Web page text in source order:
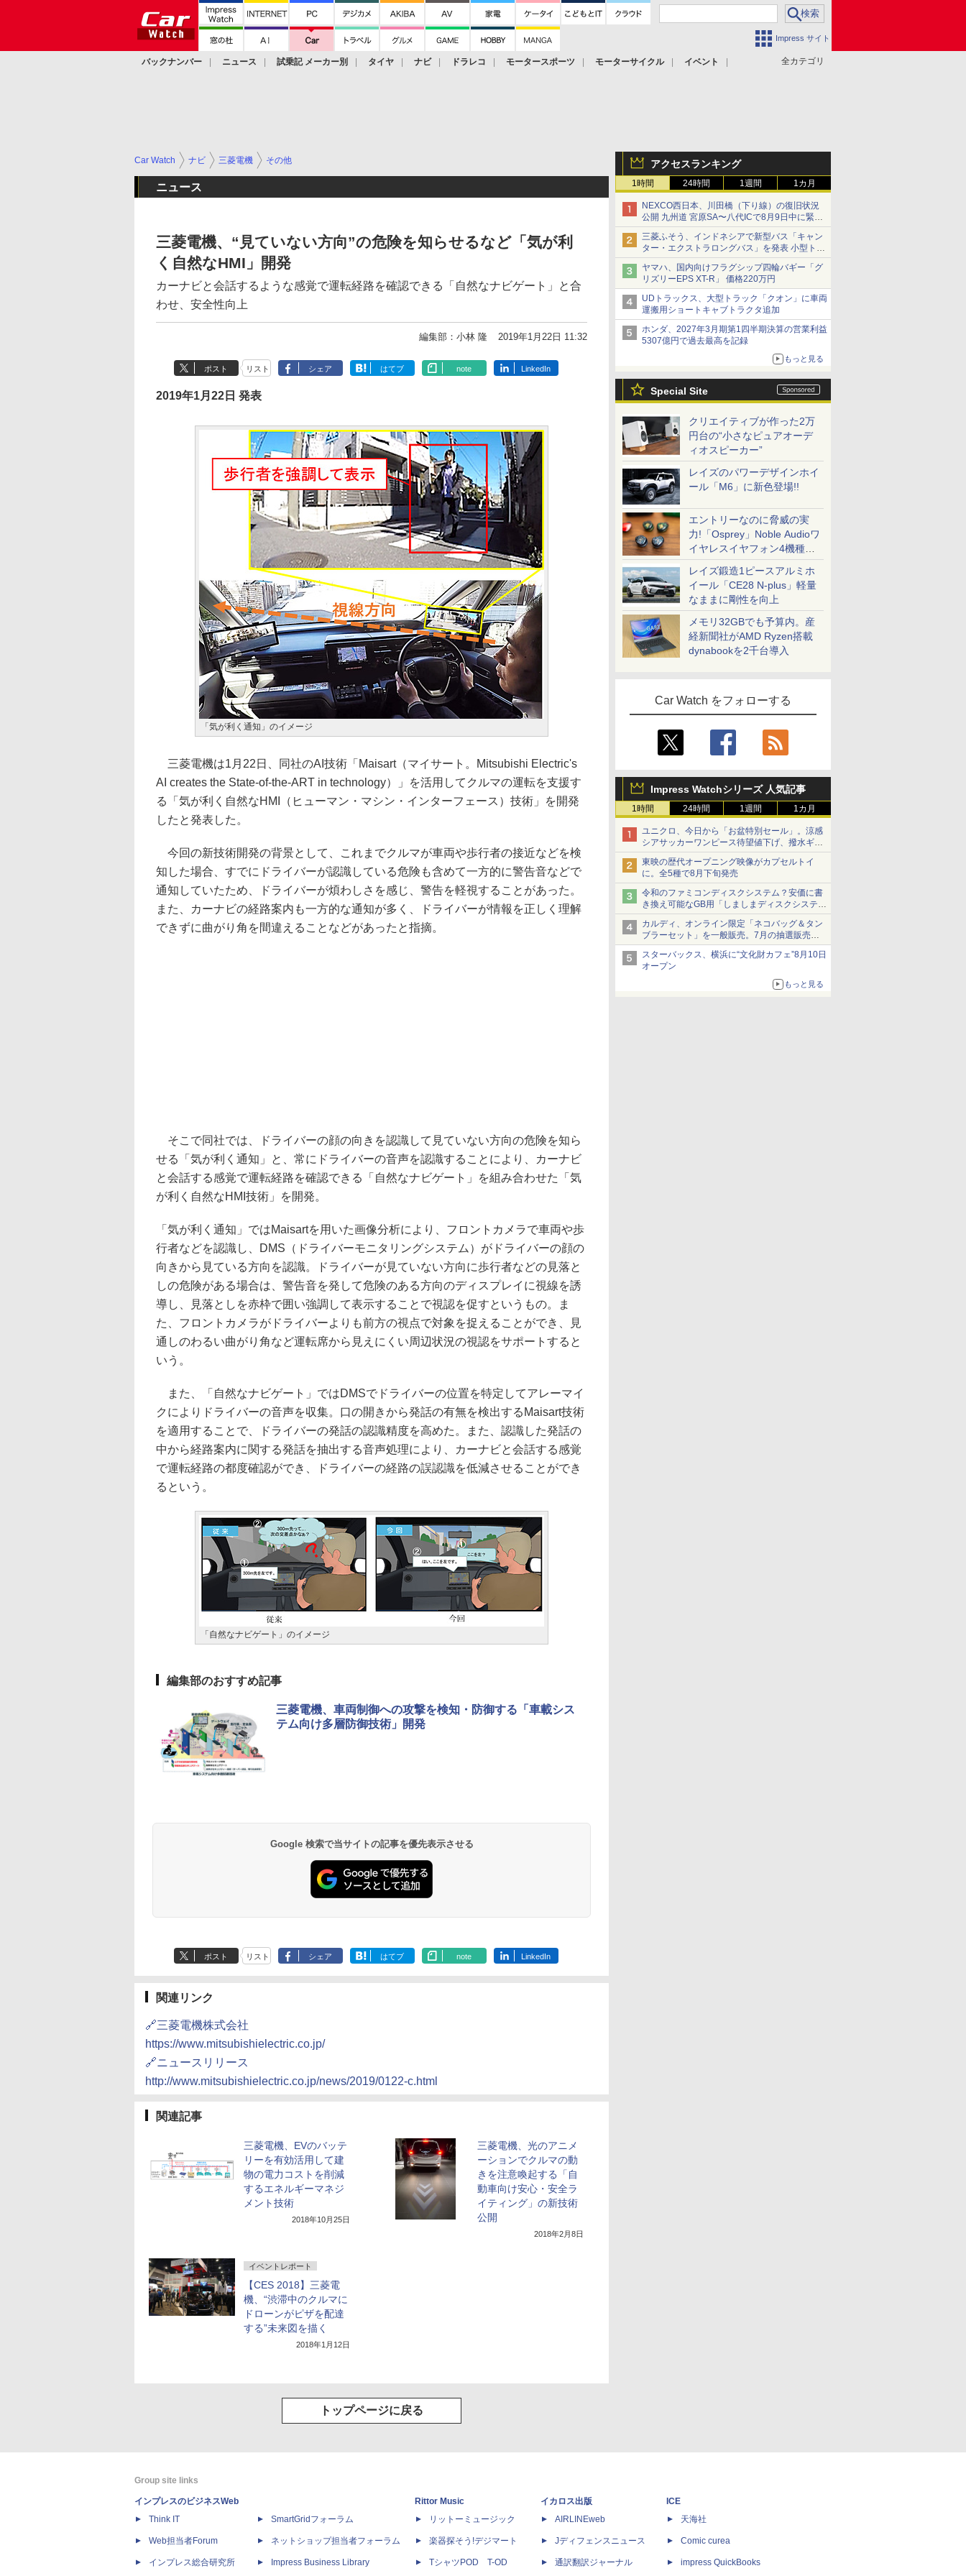
Impress サイト
全カテゴリ
バックナンバー ニュース 試乗記 メーカー別 タイヤ ナビ ドラレコ モータースポーツ モーターサイクル
イベント
アクセスランキング
1時間 24時間 1週間 1カ月
NEXCO西日本、川田橋（下り線）の復旧状況
公開 九州道 宮原SA〜八代ICで8月9日中に緊急
車両を通行可能に
三菱ふそう、インドネシアで新型バス「キャン
ター・エクストラロングバス」を発表 小型トラ
ックベースの観光・旅客輸送向けバス
ヤマハ、国内向けフラグシップ四輪バギー「グ
リズリーEPS XT-R」 価格220万円
UDトラックス、大型トラック「クオン」に車両
運搬用ショートキャブトラクタ追加
ホンダ、2027年3月期第1四半期決算の営業利益
5307億円で過去最高を記録
もっと見る
Special Site
クリエイティブが作った2万
円台の“小さなピュアオーデ
ィオスピーカー”
レイズのパワーデザインホイ
ール「M6」に新色登場!!
エントリーなのに脅威の実
力!「Osprey」Noble Audioワ
イヤレスイヤフォン4機種を
一気に聴く
レイズ鍛造1ピースアルミホ
イール「CE28 N-plus」軽量
なままに剛性を向上
メモリ32GBでも予算内。産
経新聞社がAMD Ryzen搭載
dynabookを2千台導入
Car Watch をフォローする
Impress Watchシリーズ 人気記事
1時間 24時間 1週間 1カ月
ユニクロ、今日から「お盆特別セール」。涼感
シアサッカーワンピース待望値下げ、撥水ギア
ショーツは1990円に
東映の歴代オープニング映像がカプセルトイ
に。全5種で8月下旬発売
令和のファミコンディスクシステム？安価に書
き換え可能なGB用「しましまディスクシステ
ム」
カルディ、オンライン限定「ネコバッグ＆タン
ブラーセット」を一般販売。7月の抽選販売の
当選無効分
スターバックス、横浜に“文化財カフェ”8月10日
オープン
もっと見る
Car Watch ナビ 三菱電機 その他
ニュース
三菱電機、“見ていない方向”の危険を知らせるなど「気が利
く自然なHMI」開発
カーナビと会話するような感覚で運転経路を確認できる「自然なナビゲート」と合
わせ、安全性向上
編集部：小林 隆 2019年1月22日 11:32
ポスト リスト シェア はてブ note LinkedIn
2019年1月22日 発表
「気が利く通知」のイメージ
三菱電機は1月22日、同社のAI技術「Maisart（マイサート。Mitsubishi Electric's
AI creates the State-of-the-ART in technology）」を活用してクルマの運転を支援す
る「気が利く自然なHMI（ヒューマン・マシン・インターフェース）技術」を開発
したと発表した。
今回の新技術開発の背景として、これまでクルマが車両や歩行者の接近などを検
知した場合、すでにドライバーが認識している危険も含めて一方的に警告音などで
通知していたため、ドライバーが煩わしさを感じ、警告を軽視することがあった。
また、カーナビの経路案内も一方的な通知が多く、ドライバーが情報を正しく理解
できずに曲がり角を間違えることなどがあったと指摘。
そこで同社では、ドライバーの顔の向きを認識して見ていない方向の危険を知ら
せる「気が利く通知」と、常にドライバーの音声を認識することにより、カーナビ
と会話する感覚で運転経路を確認できる「自然なナビゲート」を組み合わせた「気
が利く自然なHMI技術」を開発。
「気が利く通知」ではMaisartを用いた画像分析により、フロントカメラで車両や歩
行者などを認識し、DMS（ドライバーモニタリングシステム）がドライバーの顔の
向きから見ている方向を認識。ドライバーが見ていない方向に歩行者などの見落と
しの危険がある場合は、警告音を発して危険のある方向のディスプレイに視線を誘
導し、見落としを赤枠で囲い強調して表示することで視認を促すというもの。ま
た、フロントカメラがドライバーよりも前方の視点で対象を捉えることができ、見
通しのわるい曲がり角など運転席から見えにくい周辺状況の視認をサポートすると
いう。
また、「自然なナビゲート」ではDMSでドライバーの位置を特定してアレーマイ
クによりドライバーの音声を収集。口の開きから発話の有無を検出するMaisart技術
を適用することで、ドライバーの発話の認識精度を高めた。また、認識した発話の
中から経路案内に関する発話を抽出する音声処理により、カーナビと会話する感覚
で運転経路の都度確認ができ、ドライバーの経路の誤認識を低減させることができ
るという。
「自然なナビゲート」のイメージ
編集部のおすすめ記事
三菱電機、車両制御への攻撃を検知・防御する「車載シス
テム向け多層防御技術」開発
Google 検索で当サイトの記事を優先表示させる
ポスト リスト シェア はてブ note LinkedIn
関連リンク
🔗三菱電機株式会社
https://www.mitsubishielectric.co.jp/
🔗ニュースリリース
http://www.mitsubishielectric.co.jp/news/2019/0122-c.html
関連記事
三菱電機、EVのバッテ
リーを有効活用して建
物の電力コストを削減
するエネルギーマネジ
メント技術
2018年10月25日
三菱電機、光のアニメ
ーションでクルマの動
きを注意喚起する「自
動車向け安心・安全ラ
イティング」の新技術
公開
2018年2月8日
イベントレポート
【CES 2018】三菱電
機、“渋滞中のクルマに
ドローンがピザを配達
する”未来図を描く
2018年1月12日
トップページに戻る
Group site links
インプレスのビジネスWeb
Think IT
Web担当者Forum
インプレス総合研究所
SmartGridフォーラム
ネットショップ担当者フォーラム
Impress Business Library
Rittor Music
リットーミュージック
楽器探そう!デジマート
TシャツPOD T-OD
イカロス出版
AIRLINEweb
Jディフェンスニュース
通訳翻訳ジャーナル
ICE
天海社
Comic curea
impress QuickBooks